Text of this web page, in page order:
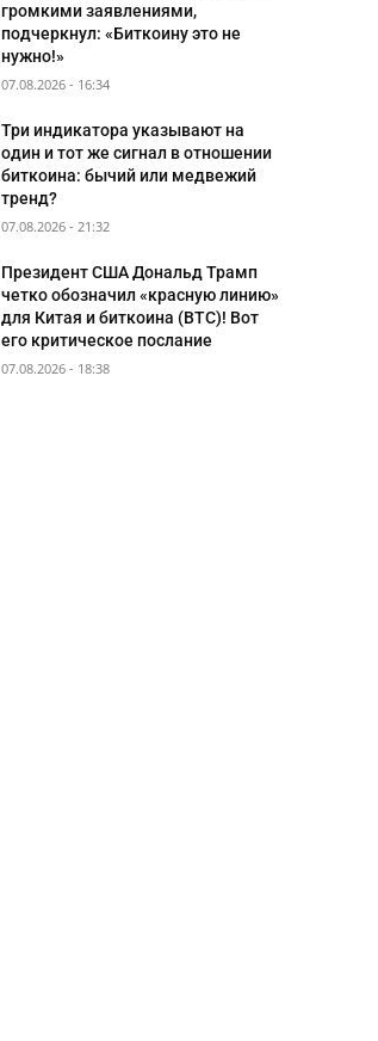
громкими заявлениями,
подчеркнул: «Биткоину это не
нужно!»
07.08.2026 - 16:34
Три индикатора указывают на
один и тот же сигнал в отношении
биткоина: бычий или медвежий
тренд?
07.08.2026 - 21:32
Президент США Дональд Трамп
четко обозначил «красную линию»
для Китая и биткоина (BTC)! Вот
его критическое послание
07.08.2026 - 18:38